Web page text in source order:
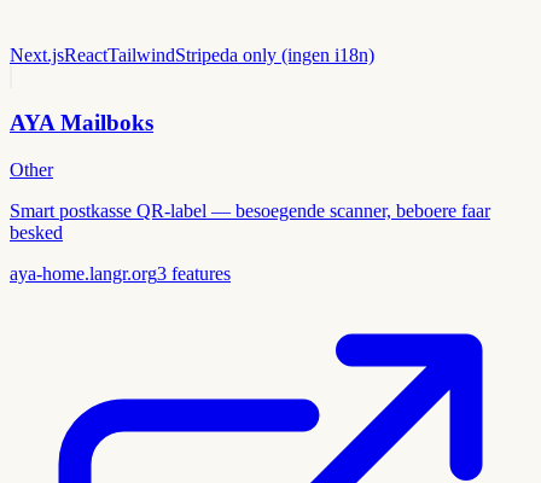
Next.jsReactTailwindStripeda only (ingen i18n)
AYA Mailboks
Other
Smart postkasse QR-label — besoegende scanner, beboere faar
besked
aya-home.langr.org3 features